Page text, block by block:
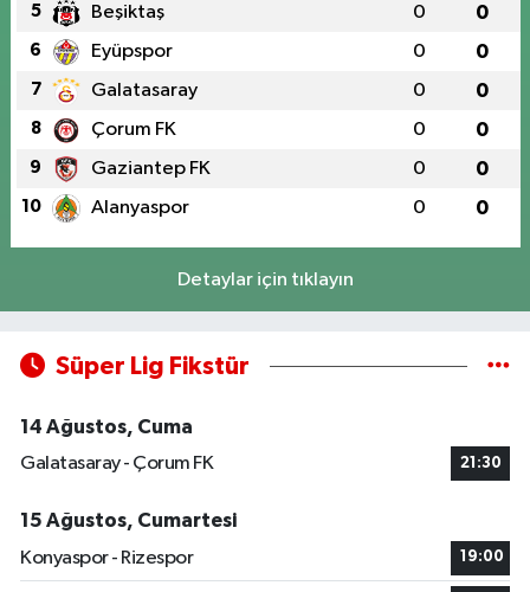
5 Beşiktaş 0 0
6 Eyüpspor 0 0
7 Galatasaray 0 0
8 Çorum FK 0 0
9 Gaziantep FK 0 0
10 Alanyaspor 0 0
Detaylar için tıklayın
Süper Lig Fikstür
14 Ağustos, Cuma
Galatasaray - Çorum FK
21:30
15 Ağustos, Cumartesi
Konyaspor - Rizespor
19:00